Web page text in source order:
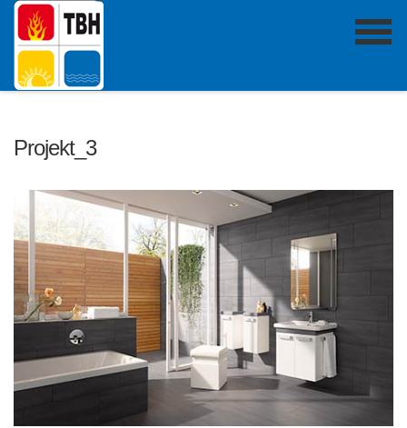
Projekt_3